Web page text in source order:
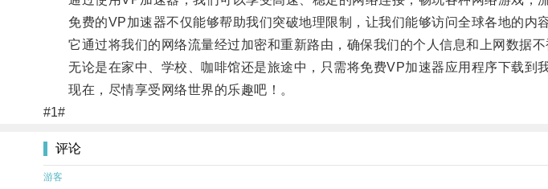
免费的VP加速器不仅能够帮助我们突破地理限制，让我们能够访问全球各地的内
它通过将我们的网络流量经过加密和重新路由，确保我们的个人信息和上网数据不
无论是在家中、学校、咖啡馆还是旅途中，只需将免费VP加速器应用程序下载到
现在，尽情享受网络世界的乐趣吧！。
#1#
评论
游客